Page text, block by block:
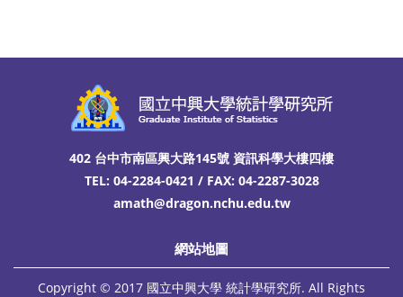
402 台中市南區興大路145號 資訊科學大樓四樓
TEL: 04-2284-0421 / FAX: 04-2287-3028
amath@dragon.nchu.edu.tw
網站地圖
Copyright © 2017 國立中興大學 統計學研究所. All Rights